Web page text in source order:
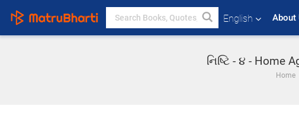
English About
નિષ્ટિ - ૪ - Home
Home